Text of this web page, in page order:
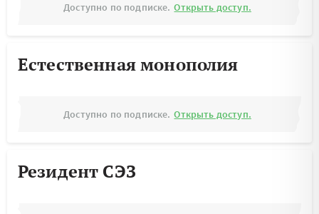
Доступно по подписке. Открыть доступ.
Естественная монополия
Доступно по подписке. Открыть доступ.
Резидент СЭЗ